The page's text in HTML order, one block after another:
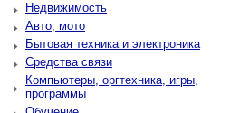
Недвижимость
Авто, мото
Бытовая техника и электроника
Средства связи
Компьютеры, оргтехника, игры,
программы